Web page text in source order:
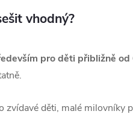
vhodný?
pro děti přibližně od
zvídavé děti, malé milovníky